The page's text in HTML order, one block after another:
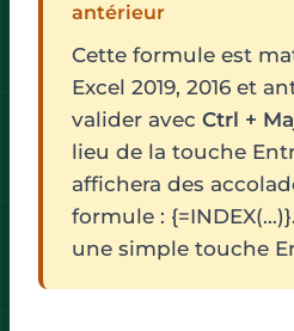
antérieur
Cette formule est
Excel 2019, 2016 et
valider avec Ctrl +
lieu de la touche
affichera des
formule :
une simple touche